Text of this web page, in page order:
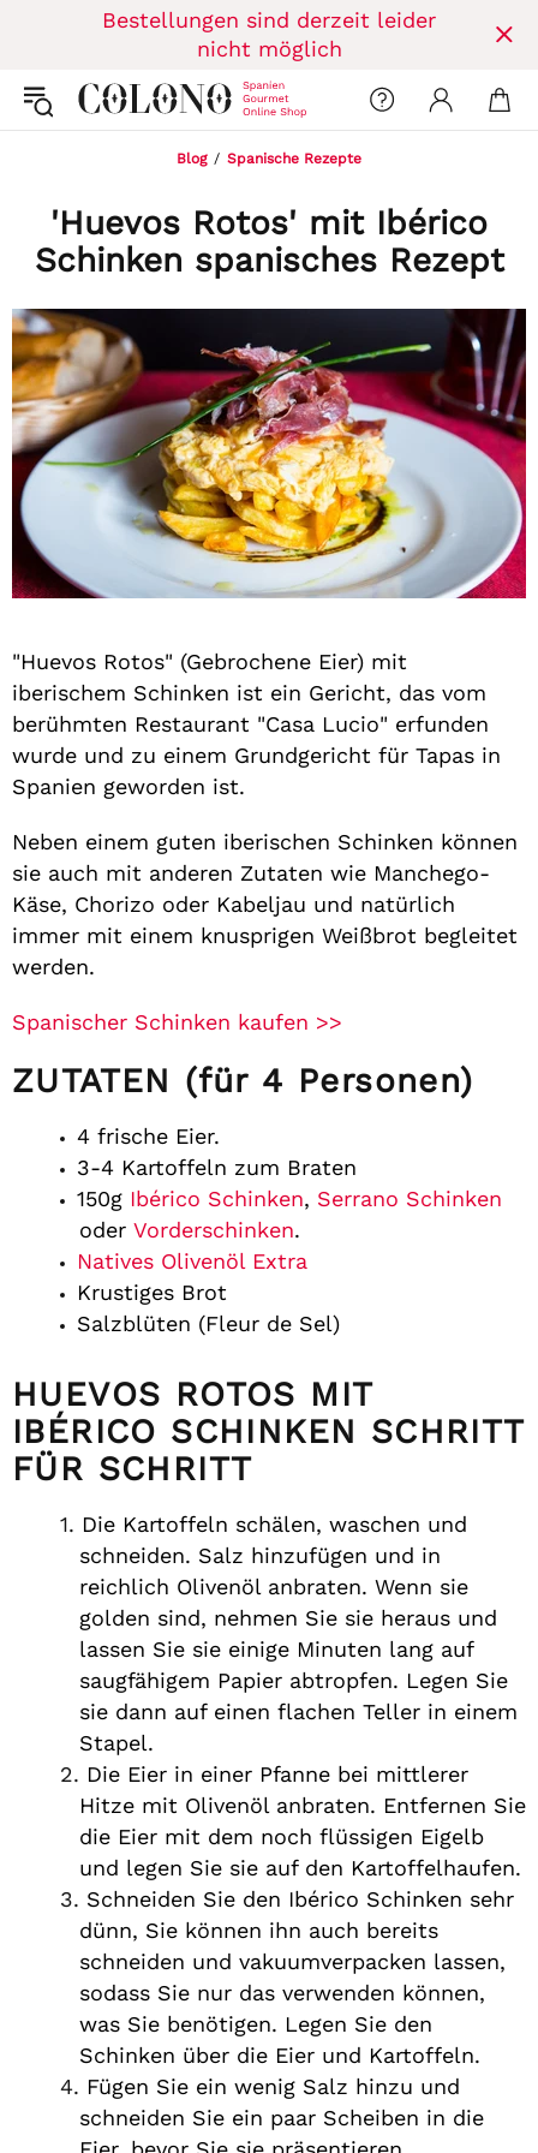
Bestellungen sind derzeit leider
nicht möglich
Blog Spanische Rezepte
'Huevos Rotos' mit Ibérico
Schinken spanisches Rezept
"Huevos Rotos" (Gebrochene Eier) mit
iberischem Schinken ist ein Gericht, das vom
berühmten Restaurant "Casa Lucio" erfunden
wurde und zu einem Grundgericht für Tapas in
Spanien geworden ist.
Neben einem guten iberischen Schinken können
sie auch mit anderen Zutaten wie Manchego-
Käse, Chorizo ​​oder Kabeljau und natürlich
immer mit einem knusprigen Weißbrot begleitet
werden.
Spanischer Schinken kaufen >>
ZUTATEN (für 4 Personen)
4 frische Eier.
3-4 Kartoffeln zum Braten
150g Ibérico Schinken, Serrano Schinken
oder Vorderschinken.
Natives Olivenöl Extra
Krustiges Brot
Salzblüten (Fleur de Sel)
HUEVOS ROTOS MIT
IBÉRICO SCHINKEN SCHRITT
FÜR SCHRITT
Die Kartoffeln schälen, waschen und
schneiden. Salz hinzufügen und in
reichlich Olivenöl anbraten. Wenn sie
golden sind, nehmen Sie sie heraus und
lassen Sie sie einige Minuten lang auf
saugfähigem Papier abtropfen. Legen Sie
sie dann auf einen flachen Teller in einem
Stapel.
Die Eier in einer Pfanne bei mittlerer
Hitze mit Olivenöl anbraten. Entfernen Sie
die Eier mit dem noch flüssigen Eigelb
und legen Sie sie auf den Kartoffelhaufen.
Schneiden Sie den Ibérico Schinken sehr
dünn, Sie können ihn auch bereits
schneiden und vakuumverpacken lassen,
sodass Sie nur das verwenden können,
was Sie benötigen. Legen Sie den
Schinken über die Eier und Kartoffeln.
Fügen Sie ein wenig Salz hinzu und
schneiden Sie ein paar Scheiben in die